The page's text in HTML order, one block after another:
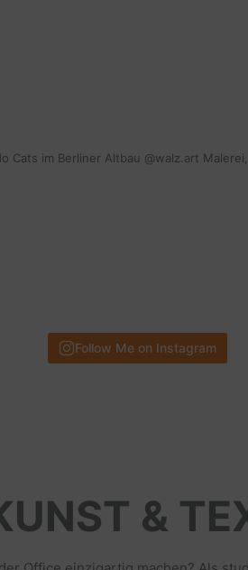
Cats im Berliner Altbau @walz.art
Follow Me on Instagram
&